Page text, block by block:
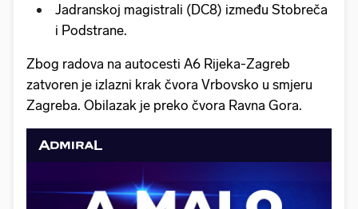
Jadranskoj magistrali (DC8) između Stobreča
i Podstrane.
Zbog radova na autocesti A6 Rijeka-Zagreb
zatvoren je izlazni krak čvora Vrbovsko u smjeru
Zagreba. Obilazak je preko čvora Ravna Gora.